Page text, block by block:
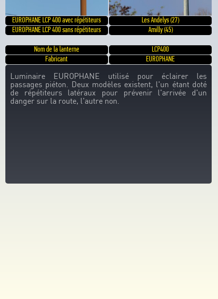
EUROPHANE LCP 400 avec répétiteurs
Les Andelys (27)
EUROPHANE LCP 400 sans répétiteurs
Amilly (45)
Nom de la lanterne
LCP400
Fabricant
EUROPHANE
Luminaire EUROPHANE utilisé pour éclairer les
passages piéton. Deux modèles existent, l'un étant doté
de répétiteurs latéraux pour prévenir l'arrivée d'un
danger sur la route, l'autre non.